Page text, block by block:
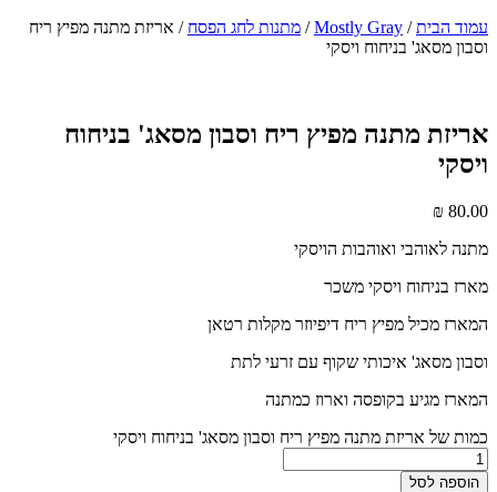
עמוד הבית/
Mostly Gray
/ מתנות לחג הפסח / אריזת מתנה מפיץ ריח
וסבון מסאג' בניחוח ויסקי
אריזת מתנה מפיץ ריח וסבון מסאג' בניחוח
ויסקי
₪ 80.00
מתנה לאוהבי ואוהבות הויסקי
מארז בניחוח ויסקי משכר
המארז מכיל מפיץ ריח דיפיוזר מקלות רטאן
וסבון מסאג' איכותי שקוף עם זרעי לתת
המארז מגיע בקופסה וארוז כמתנה
כמות של אריזת מתנה מפיץ ריח וסבון מסאג' בניחוח ויסקי
הוספה לסל